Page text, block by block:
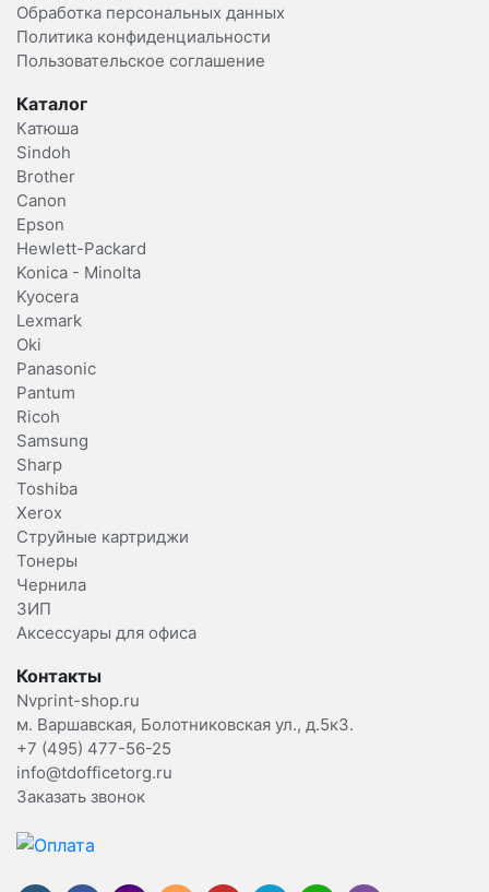
Обработка персональных данных
Политика конфиденциальности
Пользовательское соглашение
Каталог
Катюша
Sindoh
Brother
Canon
Epson
Hewlett-Packard
Konica - Minolta
Kyocera
Lexmark
Oki
Panasonic
Pantum
Ricoh
Samsung
Sharp
Toshiba
Xerox
Струйные картриджи
Тонеры
Чернила
ЗИП
Аксессуары для офиса
Контакты
Nvprint-shop.ru
м. Варшавская, Болотниковская ул., д.5к3.
+7 (495) 477-56-25
info@tdofficetorg.ru
Заказать звонок